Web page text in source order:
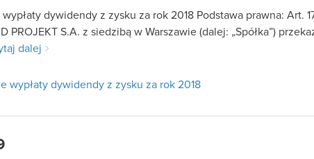
dywidendy z zysku za rok 2018 Podstawa prawna: Art.
PROJEKT S.A. z siedzibą w Warszawie (dalej: „Spółka”)
dalej
wypłaty dywidendy z zysku za rok 2018